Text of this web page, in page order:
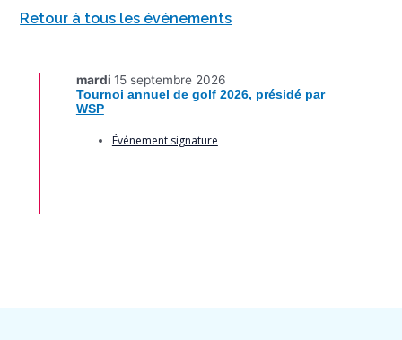
Retour à tous les événements
mardi 15 septembre 2026
Tournoi annuel de golf 2026, présidé par
WSP
Événement signature